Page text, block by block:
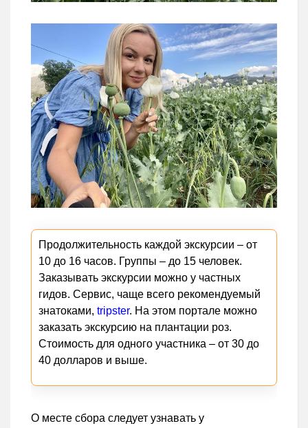
Продолжительность каждой экскурсии – от
10 до 16 часов. Группы – до 15 человек.
Заказывать экскурсии можно у частных
гидов. Сервис, чаще всего рекомендуемый
знатоками, tripster. На этом портале можно
заказать экскурсию на плантации роз.
Стоимость для одного участника – от 30 до
40 долларов и выше.
О месте сбора следует узнавать у